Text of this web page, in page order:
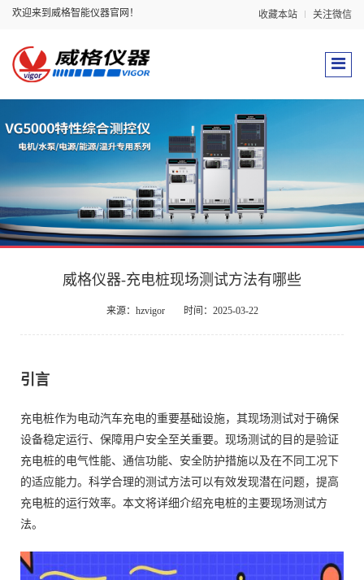
欢迎来到威格智能仪器官网！ 收藏本站 关注微信
威格仪器-充电桩现场测试方法有哪些
来源：hzvigor 时间：2025-03-22
引言
充电桩作为电动汽车充电的重要基础设施，其现场测试对于确保
设备稳定运行、保障用户安全至关重要。现场测试的目的是验证
充电桩的电气性能、通信功能、安全防护措施以及在不同工况下
的适应能力。科学合理的测试方法可以有效发现潜在问题，提高
充电桩的运行效率。本文将详细介绍充电桩的主要现场测试方
法。